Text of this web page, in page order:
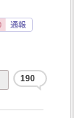
190